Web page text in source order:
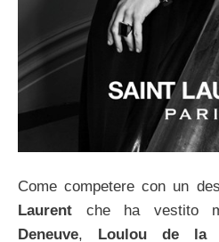
Come competere con un
Laurent che ha vestito
Deneuve, Loulou de la